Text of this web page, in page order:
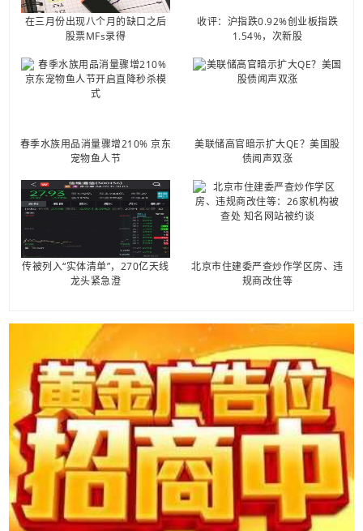
在三月份出现八个月的缺口之后
股票MFs录得
收评：沪指跌0.92%创业板指跌
1.54%，次新股
春季水族用品消量骤增210% 京东
宠物鱼人节
美联储高官暗示扩大QE？美国股
债闻声双涨
传被列入“实体清单”，270亿天线
龙头紧急澄
北京市住建委严查炒作学区房、违
规商改住等